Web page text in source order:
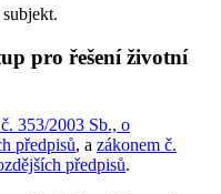
pro řešení životní
353/2003 Sb., o
předpisů, a zákonem č.
předpisů.